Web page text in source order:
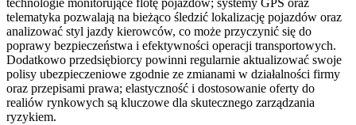
technologie monitorujące flotę pojazdów; systemy GPS oraz
telematyka pozwalają na bieżąco śledzić lokalizację pojazdów oraz
analizować styl jazdy kierowców, co może przyczynić się do
poprawy bezpieczeństwa i efektywności operacji transportowych.
Dodatkowo przedsiębiorcy powinni regularnie aktualizować swoje
polisy ubezpieczeniowe zgodnie ze zmianami w działalności firmy
oraz przepisami prawa; elastyczność i dostosowanie oferty do
realiów rynkowych są kluczowe dla skutecznego zarządzania
ryzykiem.